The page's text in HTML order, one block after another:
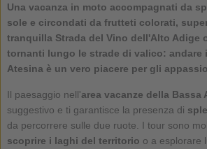
Una vacanza in moto accompagnati da
sole e circondati da frutteti colorati,
tranquilla Strada del Vino dell'Alto Adige
tornanti lungo le strade di valico: andare
Atesina è un vero piacere per gli
Il paesaggio nell'area vacanze della Bassa
suggestivo e ti garantisce la presenza di
da percorrere sulle due ruote. I tour sono
scoprire i laghi del territorio o a esplorare